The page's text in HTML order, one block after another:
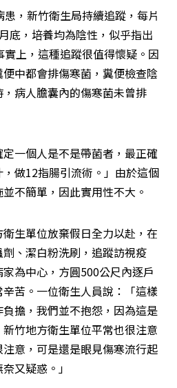
，新竹衛生局持續追蹤，每片
底，培養均為陰性，似乎指出
上，這種追蹤很值得懷疑。因
中都會排傷寒菌，糞便檢查陰
病人膽囊內的傷寒菌未曾排
一個人是不是帶菌者，最正確
做12指腸引流術。」由於這個
不簡單，因此實用性不大。
生單位放棄假日全力以赴，在
、潔白粉洗刷，追蹤訪視疫
為中心，方圓500公尺內逐戶
苦。一位衛生人員說：「這樣
擔，我們並不抱怨，因為這是
竹地方衛生單位平常也很注意
意，可是還是眼見傷寒流行起
又疑惑。」